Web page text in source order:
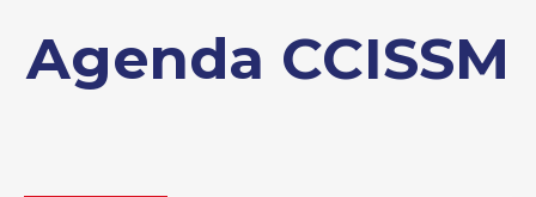
Agenda CCISSM